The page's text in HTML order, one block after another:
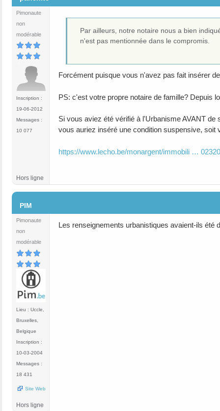
Pimonaute
non
modérable
Inscription :
19-06-2012
Messages :
10 077
Par ailleurs, notre notaire nous a bien
n'est pas mentionnée dans le compromis.
Forcément puisque vous n'avez pas fait insérer
PS: c'est votre propre notaire de famille? Depuis
Si vous aviez été vérifié à l'Urbanisme AVANT
vous auriez inséré une condition suspensive,
https://www.lecho.be/monargent/immobili …
Hors ligne
PIM
Pimonaute
non
modérable
Lieu : Uccle,
Bruxelles,
Belgique
Inscription :
10-03-2004
Messages :
18 431
Site Web
Les renseignements urbanistiques avaient-ils été
Hors ligne